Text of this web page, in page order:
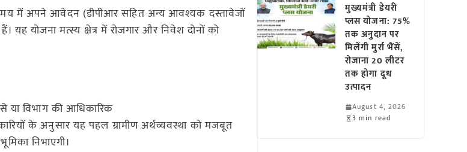
में अपने आवेदन (डीपीआर सहित अन्य आवश्यक दस्तावेजों
योजना मत्स्य क्षेत्र में रोजगार और निवेश दोनों को
या विभाग की आधिकारिक
के अनुसार यह पहल ग्रामीण अर्थव्यवस्था को मजबूत
निभाएगी।
मुख्यमंत्री डेयरी
प्लस योजना: 75%
तक अनुदान पर
मिलेंगी मुर्रा भैंसें,
रोजाना 20 लीटर
तक होगा दूध
उत्पादन
August 4, 2026
3 min read